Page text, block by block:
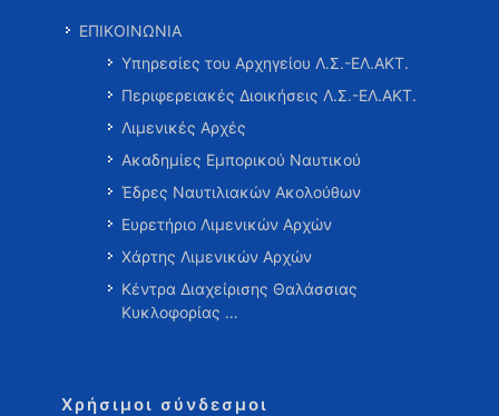
ΕΠΙΚΟΙΝΩΝΙΑ
Υπηρεσίες του Αρχηγείου Λ.Σ.-ΕΛ.ΑΚΤ.
Περιφερειακές Διοικήσεις Λ.Σ.-ΕΛ.ΑΚΤ.
Λιμενικές Αρχές
Ακαδημίες Εμπορικού Ναυτικού
Έδρες Ναυτιλιακών Ακολούθων
Ευρετήριο Λιμενικών Αρχών
Χάρτης Λιμενικών Αρχών
Κέντρα Διαχείρισης Θαλάσσιας
Κυκλοφορίας …
Χρήσιμοι σύνδεσμοι